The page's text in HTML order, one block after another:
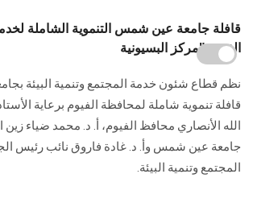
قافلة جامعة عين شمس التنموية الشاملة
الفيوم "مركز البسيونية
نظم قطاع شئون خدمة المجتمع وتنمية البيئة
قافلة تنموية شاملة لمحافظة الفيوم برعاية
الله الأنصاري محافظ الفيوم، أ. د. محمد ضياء زين
جامعة عين شمس وأ. د. غادة فاروق نائب رئيس
المجتمع وتنمية البيئة.